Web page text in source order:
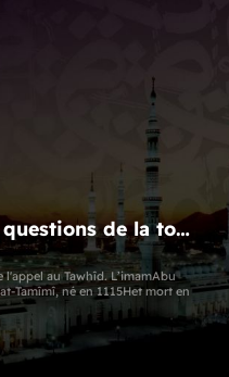
L'explication des trois questions de la tombe
au Tawhîd. L’imamAbu
Tamîmî, né en 1115Het mort en